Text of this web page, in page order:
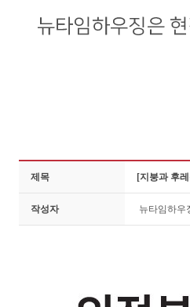
제목 [지붕과 후
작성자 뉴타임하우